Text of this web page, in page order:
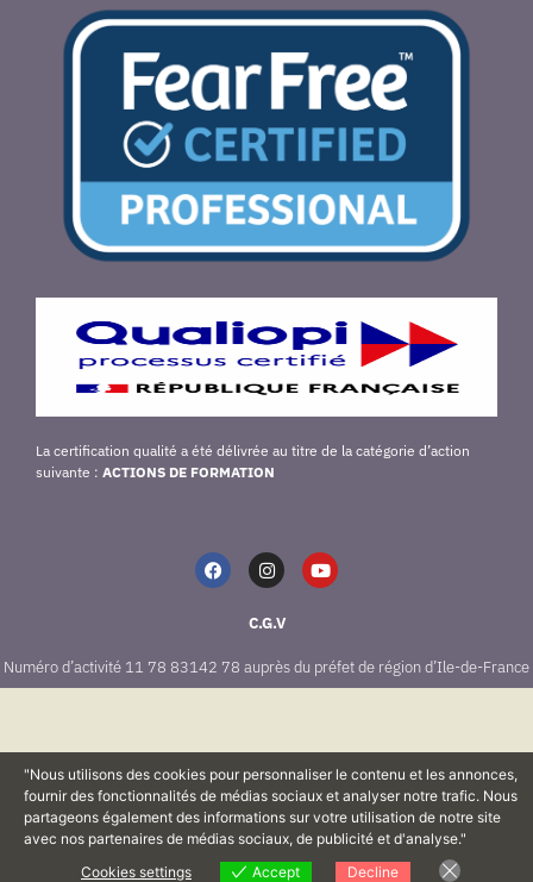
La certification qualité a été délivrée au titre de la catégorie d’action
suivante : ACTIONS DE FORMATION
C.G.V
Numéro d’activité 11 78 83142 78 auprès du préfet de région d’Ile-de-France
"Nous utilisons des cookies pour personnaliser le contenu et les annonces,
fournir des fonctionnalités de médias sociaux et analyser notre trafic. Nous
partageons également des informations sur votre utilisation de notre site
avec nos partenaires de médias sociaux, de publicité et d'analyse."
Cookies settings
Accept Decline